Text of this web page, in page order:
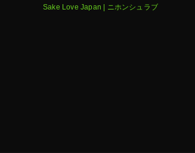
Sake Love Japan | ニホンシュラブ